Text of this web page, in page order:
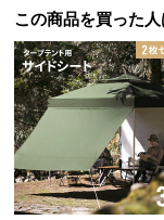
型
品
の
配
つ
い
耐久性と安定感を
直径は約3.2cm。安心
としてタープテントを
この商品を買った